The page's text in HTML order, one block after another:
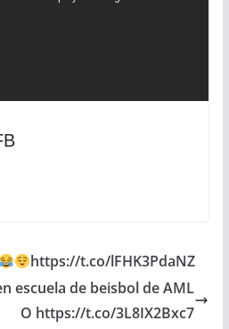
https://t.co/lFHK3PdaNZ
escuela de beisbol de AML
O https://t.co/3L8IX2Bxc7